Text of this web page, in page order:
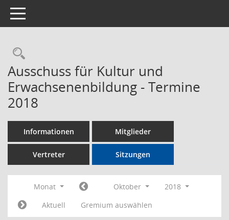
Toggle navigation
Rechercheauswahl
Ausschuss für Kultur und
Erwachsenenbildung - Termine
2018
Informationen Mitglieder
Vertreter Sitzungen
Monat Oktober
2018
Aktuell
Gremium auswählen